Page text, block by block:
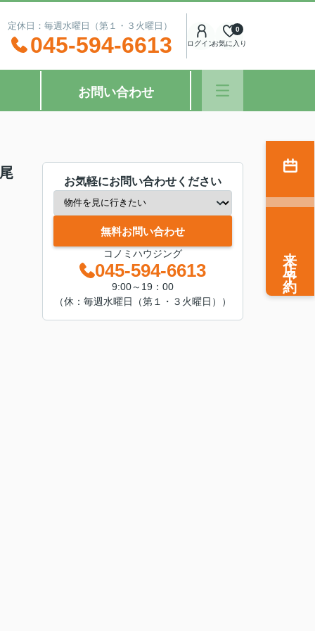
休日：毎週水曜日（第１・３火曜日）
045-594-6613 ログインお気に入り
0
お問い合わせ
お気軽にお問い合わせください
無料お問い合わせ
コノミハウジング
045-594-6613
9:00～19：00
（休：毎週水曜日（第１・３火曜日））
来店予約